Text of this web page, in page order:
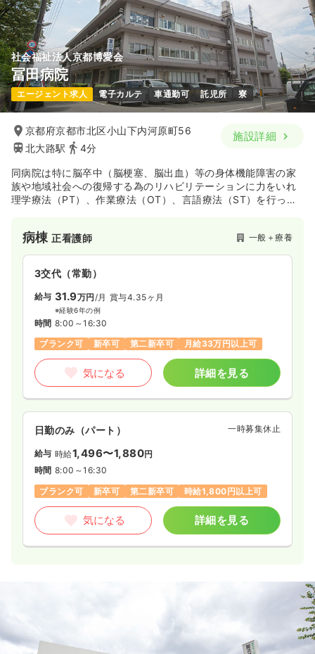
社会福祉法人京都博愛会
冨田病院
エージェント求人 電子カルテ 車通勤可 託児所 寮
京都府京都市北区小山下内河原町56
北大路駅
4分
施設詳細
同病院は特に脳卒中（脳梗塞、脳出血）等の身体機能障害の家
族や地域社会への復帰する為のリハビリテーションに力をいれ
理学療法（PT）、作業療法（OT）、言語療法（ST）を行って
病棟正看護師 一般＋療養
3交代（常勤）
給与 31.9万円/月 賞与4.35ヶ月
※経験6年の例
時間 8:00～16:30
ブランク可
新卒可 第二新卒可 月給33万円以上可
気になる 詳細を見る
日勤のみ（パート） 一時募集休止
給与 時給1,496〜1,880円
時間 8:00～16:30
ブランク可
新卒可 第二新卒可 時給1,800円以上可
気になる 詳細を見る